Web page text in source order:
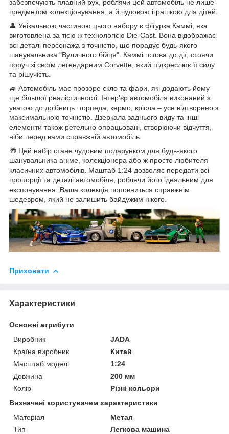
забезпечують плавний рух, роблячи цей автомобіль не лише
предметом колекціонування, а й чудовою іграшкою для дітей.
👤 Унікальною частиною цього набору є фігурка Каммі, яка
виготовлена за тією ж технологією Die-Cast. Вона відображає
всі деталі персонажа з точністю, що порадує будь-якого
шанувальника "Вуличного бійця". Каммі готова до дії, стоячи
поруч зі своїм легендарним Corvette, який підкреслює її силу
та рішучість.
🚙 Автомобіль має прозоре скло та фари, які додають йому
ще більшої реалістичності. Інтер'єр автомобіля виконаний з
увагою до дрібниць: торпеда, кермо, крісла – усе відтворено з
максимальною точністю. Дзеркала заднього виду та інші
елементи також ретельно опрацьовані, створюючи відчуття,
ніби перед вами справжній автомобіль.
🎁 Цей набір стане чудовим подарунком для будь-якого
шанувальника аніме, колекціонера або ж просто любителя
класичних автомобілів. Маштаб 1:24 дозволяє передати всі
пропорції та деталі автомобіля, роблячи його ідеальним для
експонування. Ваша колекція поповниться справжнім
шедевром, який не залишить байдужим нікого.
Приховати
Характеристики
Основні атрибути
Виробник
JADA
Країна виробник
Китай
Масштаб моделі
1:24
Довжина
200 мм
Колір
Різні кольори
Визначені користувачем характеристики
Матеріал
Метал
Тип
Легкова машина